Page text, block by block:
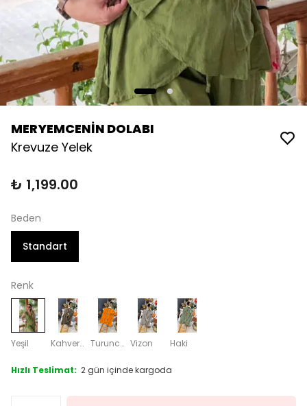
MERYEMCENİN DOLABI
Krevuze Yelek
₺ 1,199.00
Beden
Standart
Renk
Yeşil Kahverengi Turuncu Vizon Haki
Hızlı Teslimat: 2 gün içinde kargoda